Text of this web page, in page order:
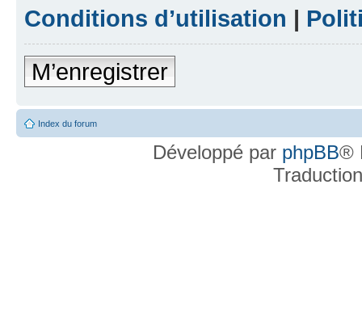
Conditions d’utilisation |
M’enregistrer
Index du forum
Développé par phpBB®